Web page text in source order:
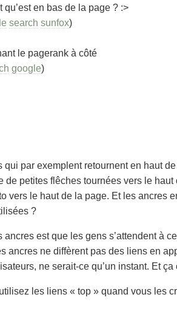
qu’est en bas de la page ? :>
search sunfox)
le pagerank à côté
google)
qui par exemplent retournent en haut
de petites flêches tournées vers le haut
vers le haut de la page. Et les ancres
?
ancres est que les gens s’attendent à
ancres ne diffèrent pas des liens en
ne serait-ce qu’un instant. Et ça
les liens « top » quand vous les